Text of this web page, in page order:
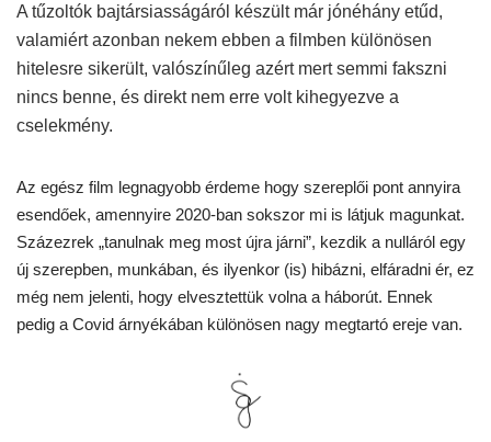
A tűzoltók bajtársiasságáról készült már jónéhány etűd,
valamiért azonban nekem ebben a filmben különösen
hitelesre sikerült, valószínűleg azért mert semmi fakszni
nincs benne, és direkt nem erre volt kihegyezve a
cselekmény.
Az egész film legnagyobb érdeme hogy szereplői pont annyira
esendőek, amennyire 2020-ban sokszor mi is látjuk magunkat.
Százezrek „tanulnak meg most újra járni”, kezdik a nulláról egy
új szerepben, munkában, és ilyenkor (is) hibázni, elfáradni ér, ez
még nem jelenti, hogy elvesztettük volna a háborút. Ennek
pedig a Covid árnyékában különösen nagy megtartó ereje van.